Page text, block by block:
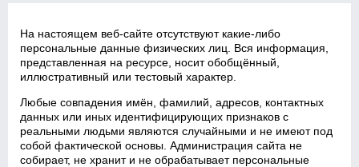
На настоящем веб‑сайте отсутствуют какие‑либо
персональные данные физических лиц. Вся информация,
представленная на ресурсе, носит обобщённый,
иллюстративный или тестовый характер.
Любые совпадения имён, фамилий, адресов, контактных
данных или иных идентифицирующих признаков с
реальными людьми являются случайными и не имеют под
собой фактической основы. Администрация сайта не
собирает, не хранит и не обрабатывает персональные